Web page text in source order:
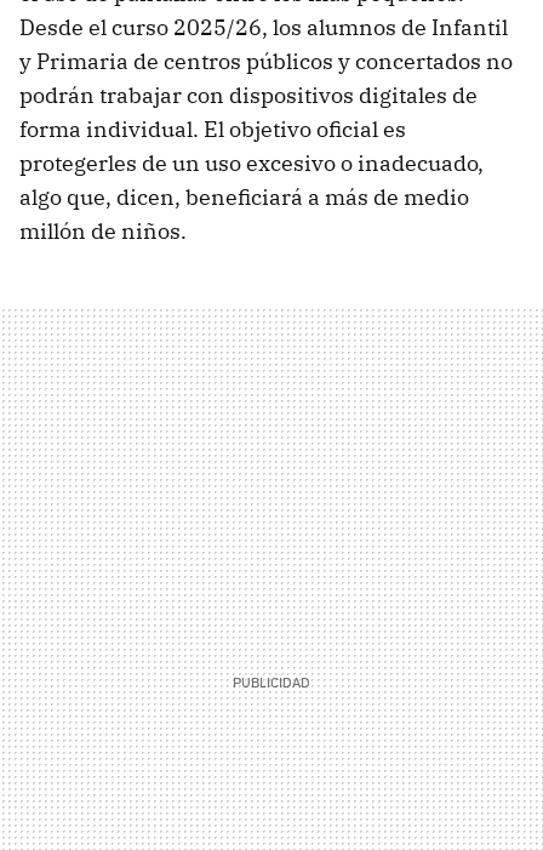
Desde el curso 2025/26, los alumnos de Infantil
y Primaria de centros públicos y concertados no
podrán trabajar con dispositivos digitales de
forma individual. El objetivo oficial es
protegerles de un uso excesivo o inadecuado,
algo que, dicen, beneficiará a más de medio
millón de niños.